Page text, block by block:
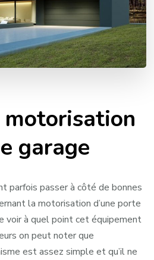
motorisation
garage
parfois passer à côté de bonnes
la motorisation d’une porte
voir à quel point cet équipement
on peut noter que
est assez simple et qu’il ne